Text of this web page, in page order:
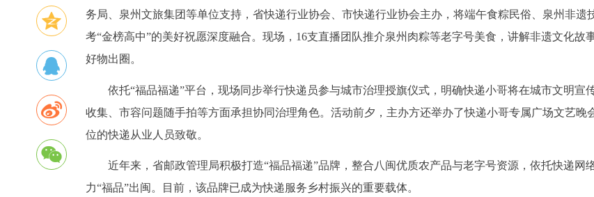
务局、泉州文旅集团等单位支持，省快递行业协会、市快递行业协会主办，将端午食粽民俗、泉州非遗
考“金榜高中”的美好祝愿深度融合。现场，16支直播团队推介泉州肉粽等老字号美食，讲解非遗文化故
好物出圈。
依托“福品福递”平台，现场同步举行快递员参与城市治理授旗仪式，明确快递小哥将在城市文明宣
收集、市容问题随手拍等方面承担协同治理角色。活动前夕，主办方还举办了快递小哥专属广场文艺晚
位的快递从业人员致敬。
近年来，省邮政管理局积极打造“福品福递”品牌，整合八闽优质农产品与老字号资源，依托快递网
力“福品”出闽。目前，该品牌已成为快递服务乡村振兴的重要载体。